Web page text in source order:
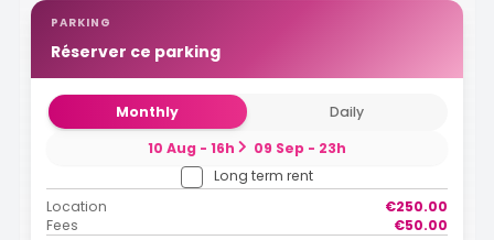
PARKING
Réserver ce parking
Monthly
Daily
10 Aug - 16h
09 Sep - 23h
Long term rent
Location
€250.00
Fees
€50.00